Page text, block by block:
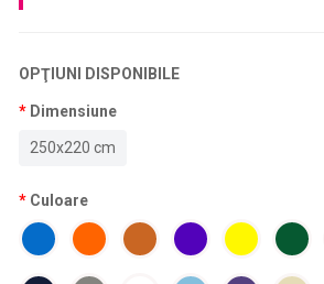
OPŢIUNI DISPONIBILE
Dimensiune
250x220 cm
Culoare